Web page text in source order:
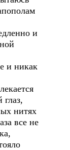
и
и никак
глаз,
нитях
все не